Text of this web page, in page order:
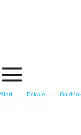
Start → Pokale →